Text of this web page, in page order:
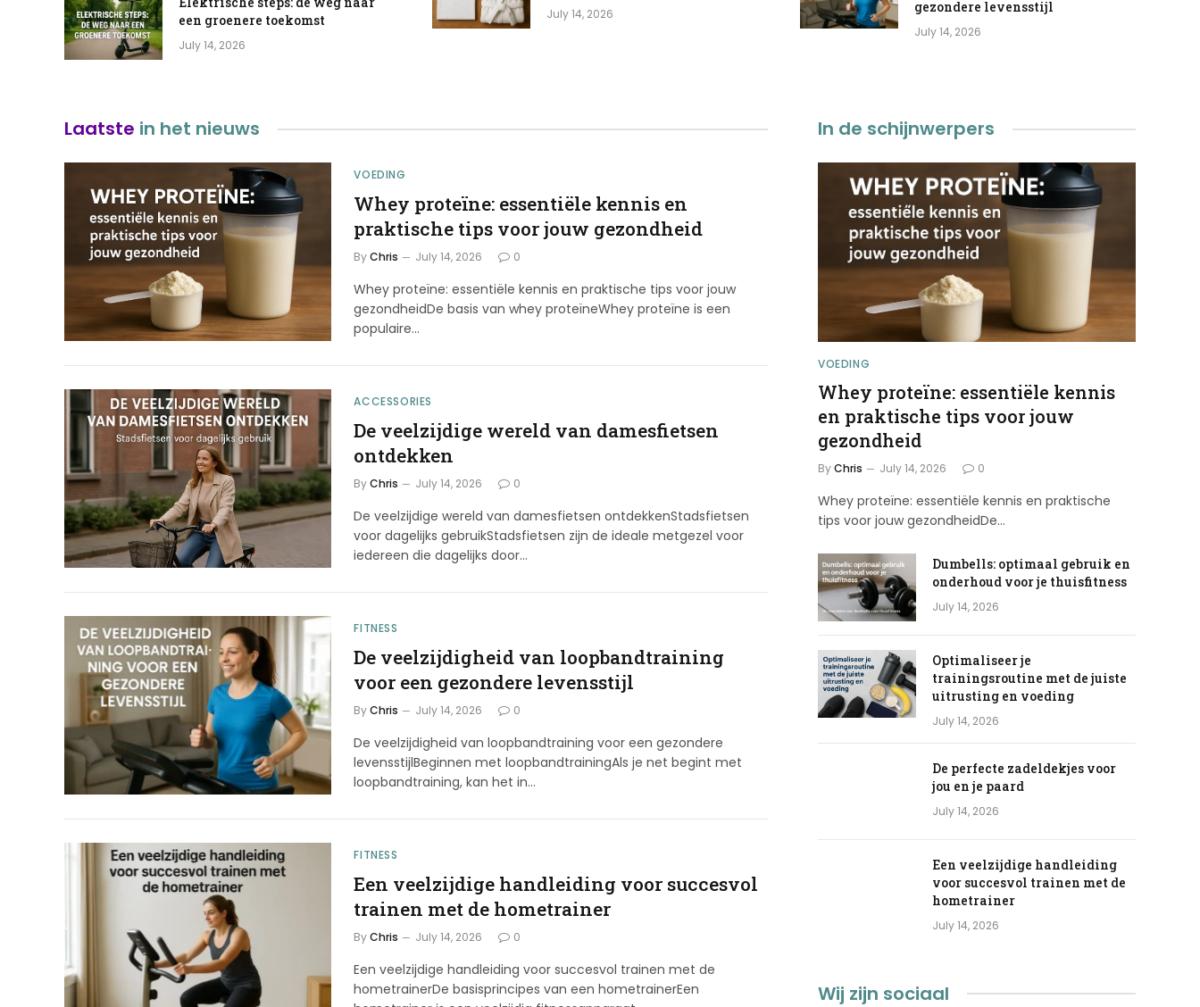
een groenere toekomst
July 14, 2026
July 14, 2026
gezondere levensstijl
July 14, 2026
Laatste in het nieuws
VOEDING
Whey proteïne: essentiële kennis en
praktische tips voor jouw gezondheid
By Chris July 14, 2026 0
Whey proteïne: essentiële kennis en praktische tips voor jouw
gezondheidDe basis van whey proteïneWhey proteïne is een
populaire…
ACCESSORIES
De veelzijdige wereld van damesfietsen
ontdekken
By Chris July 14, 2026 0
De veelzijdige wereld van damesfietsen ontdekkenStadsfietsen
voor dagelijks gebruikStadsfietsen zijn de ideale metgezel voor
iedereen die dagelijks door…
FITNESS
De veelzijdigheid van loopbandtraining
voor een gezondere levensstijl
By Chris July 14, 2026 0
De veelzijdigheid van loopbandtraining voor een gezondere
levensstijlBeginnen met loopbandtrainingAls je net begint met
loopbandtraining, kan het in…
FITNESS
Een veelzijdige handleiding voor succesvol
trainen met de hometrainer
By Chris July 14, 2026 0
Een veelzijdige handleiding voor succesvol trainen met de
hometrainerDe basisprincipes van een hometrainerEen
In de schijnwerpers
VOEDING
Whey proteïne: essentiële kennis
en praktische tips voor jouw
gezondheid
ByChris July 14, 2026 0
Whey proteïne: essentiële kennis en praktische
tips voor jouw gezondheidDe…
Dumbells: optimaal gebruik en
onderhoud voor je thuisfitness
July 14, 2026
Optimaliseer je
trainingsroutine met de juiste
uitrusting en voeding
July 14, 2026
De perfecte zadeldekjes voor
jou en je paard
July 14, 2026
Een veelzijdige handleiding
voor succesvol trainen met de
hometrainer
July 14, 2026
Wij zijn sociaal